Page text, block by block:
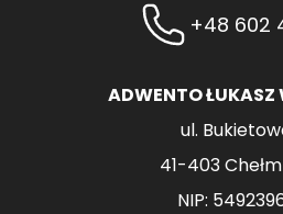
+48 602
ADWENTO ŁUKASZ
ul.
41-403
NIP: